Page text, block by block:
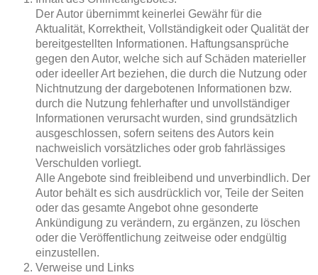
Der Autor übernimmt keinerlei Gewähr für die
Aktualität, Korrektheit, Vollständigkeit oder Qualität der
bereitgestellten Informationen. Haftungsansprüche
gegen den Autor, welche sich auf Schäden materieller
oder ideeller Art beziehen, die durch die Nutzung oder
Nichtnutzung der dargebotenen Informationen bzw.
durch die Nutzung fehlerhafter und unvollständiger
Informationen verursacht wurden, sind grundsätzlich
ausgeschlossen, sofern seitens des Autors kein
nachweislich vorsätzliches oder grob fahrlässiges
Verschulden vorliegt.
Alle Angebote sind freibleibend und unverbindlich. Der
Autor behält es sich ausdrücklich vor, Teile der Seiten
oder das gesamte Angebot ohne gesonderte
Ankündigung zu verändern, zu ergänzen, zu löschen
oder die Veröffentlichung zeitweise oder endgültig
einzustellen.
Verweise und Links